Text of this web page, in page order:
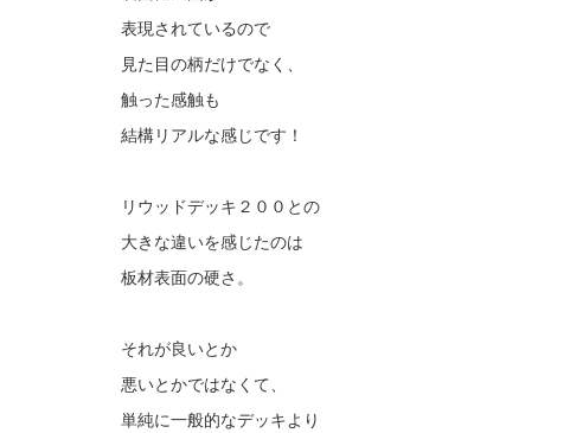
表現されているので
見た目の柄だけでなく、
触った感触も
結構リアルな感じです！
リウッドデッキ２００との
大きな違いを感じたのは
板材表面の硬さ。
それが良いとか
悪いとかではなくて、
単純に一般的なデッキより